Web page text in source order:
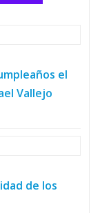
el
Vallejo
de los